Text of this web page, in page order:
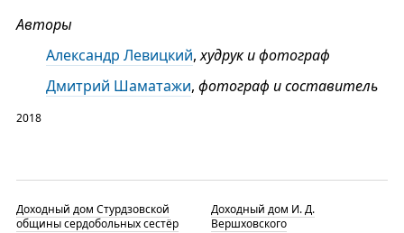
Авторы
Александр Левицкий,худрук и фотограф
Дмитрий Шаматажи, фотограф и составитель
2018
Доходный дом Стурдзовской
общины сердобольных сестёр
Доходный дом И. Д.
Вершховского